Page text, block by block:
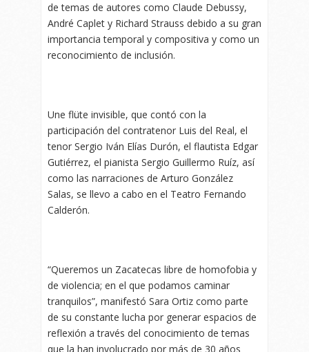
de temas de autores como Claude Debussy,
André Caplet y Richard Strauss debido a su gran
importancia temporal y compositiva y como un
reconocimiento de inclusión.
Une flüte invisible, que contó con la
participación del contratenor Luis del Real, el
tenor Sergio Iván Elías Durón, el flautista Edgar
Gutiérrez, el pianista Sergio Guillermo Ruíz, así
como las narraciones de Arturo González
Salas, se llevo a cabo en el Teatro Fernando
Calderón.
“Queremos un Zacatecas libre de homofobia y
de violencia; en el que podamos caminar
tranquilos”, manifestó Sara Ortiz como parte
de su constante lucha por generar espacios de
reflexión a través del conocimiento de temas
que la han involucrado por más de 30 años